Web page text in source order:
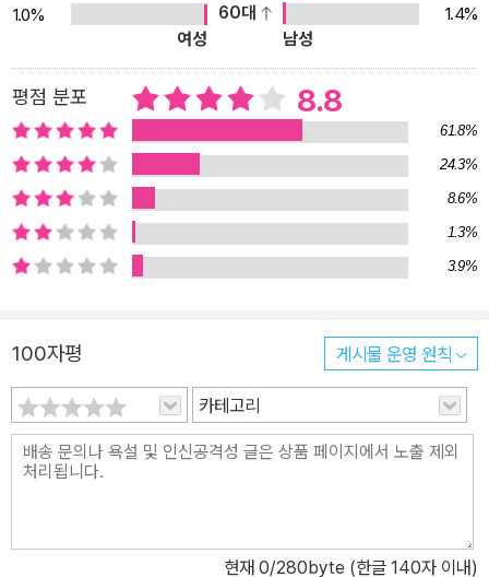
1.0%
60대
1.4%
여성
남성
평점 분포 8.8
61.8%
24.3%
8.6%
1.3%
3.9%
100자평 게시물 운영 원칙
카테고리
현재 0/280byte (한글 140자 이내)